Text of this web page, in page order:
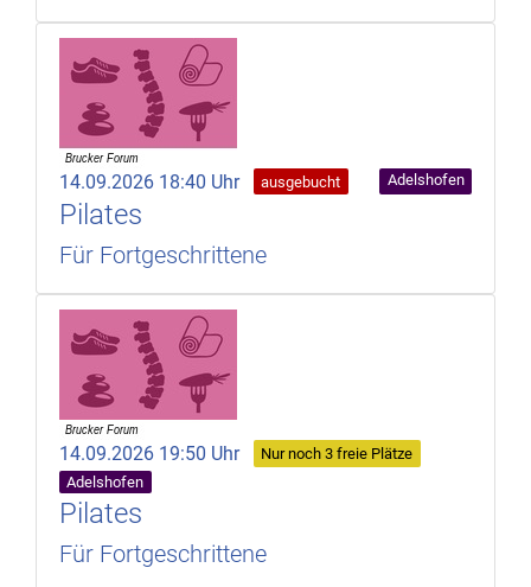
14.09.2026 18:40 Uhr ausgebucht Adelshofen
Pilates
Für Fortgeschrittene
14.09.2026 19:50 Uhr
Nur noch 3 freie Plätze
Adelshofen
Pilates
Für Fortgeschrittene